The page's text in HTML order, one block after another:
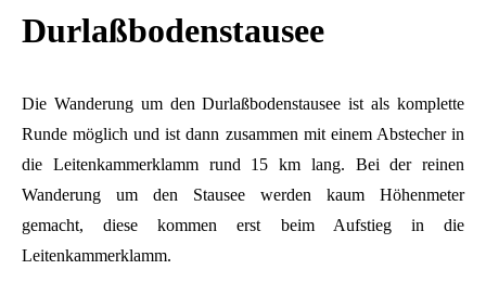
Durlaßbodenstausee
Die Wanderung um den Durlaßbodenstausee ist als komplette
Runde möglich und ist dann zusammen mit einem Abstecher in
die Leitenkammerklamm rund 15 km lang. Bei der reinen
Wanderung um den Stausee werden kaum Höhenmeter
gemacht, diese kommen erst beim Aufstieg in die
Leitenkammerklamm.